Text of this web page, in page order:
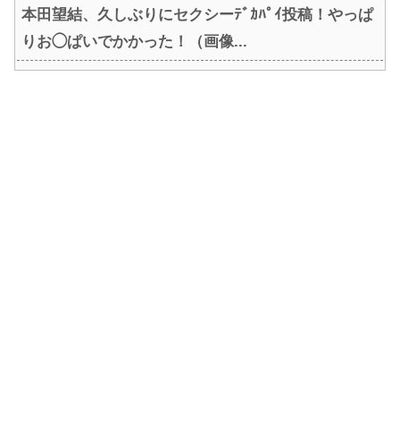
本田望結、久しぶりにセクシーﾃﾞｶﾊﾟｲ投稿！やっぱ
りお◯ぱいでかかった！（画像...